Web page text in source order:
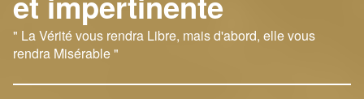
" La Vérité vous rendra Libre, mais d'abord, elle vous
rendra Misérable "